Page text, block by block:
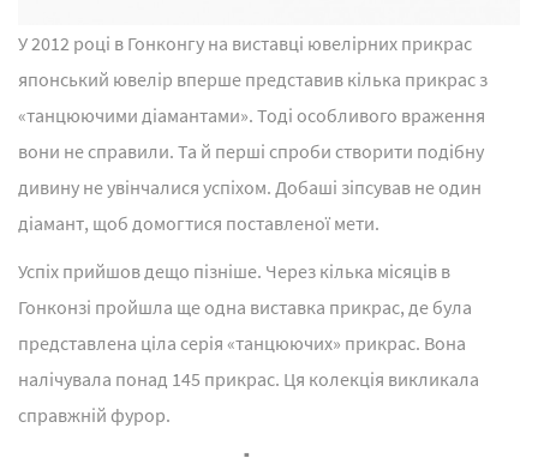
У 2012 році в Гонконгу на виставці ювелірних прикрас
японський ювелір вперше представив кілька прикрас з
«танцюючими діамантами». Тоді особливого враження
вони не справили. Та й перші спроби створити подібну
дивину не увінчалися успіхом. Добаші зіпсував не один
діамант, щоб домогтися поставленої мети.
Успіх прийшов дещо пізніше. Через кілька місяців в
Гонконзі пройшла ще одна виставка прикрас, де була
представлена ціла серія «танцюючих» прикрас. Вона
налічувала понад 145 прикрас. Ця колекція викликала
справжній фурор.